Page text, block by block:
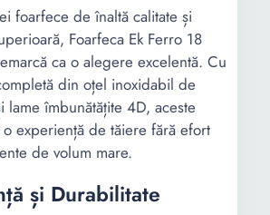
foarfece de înaltă calitate și
Foarfeca Ek Ferro 18
ca o alegere excelentă. Cu
din oțel inoxidabil de
lame îmbunătățite 4D, aceste
experiență de tăiere fără efort
de volum mare.
și Durabilitate